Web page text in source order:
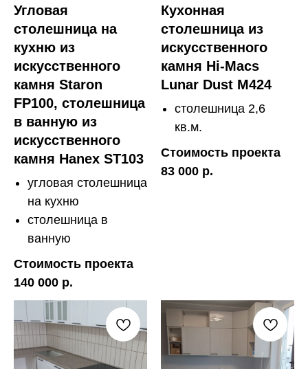
Угловая
столешница на
кухню из
искусственного
камня Staron
FP100, столешница
в ванную из
искусственного
камня Hanex ST103
угловая столешница
на кухню
столешница в
ванную
Стоимость проекта
140 000 р.
Кухонная
столешница из
искусственного
камня Hi-Macs
Lunar Dust M424
столешница 2,6
кв.м.
Стоимость проекта
83 000 р.